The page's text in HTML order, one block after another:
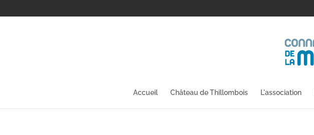
Accueil Château de Thillombois L'association